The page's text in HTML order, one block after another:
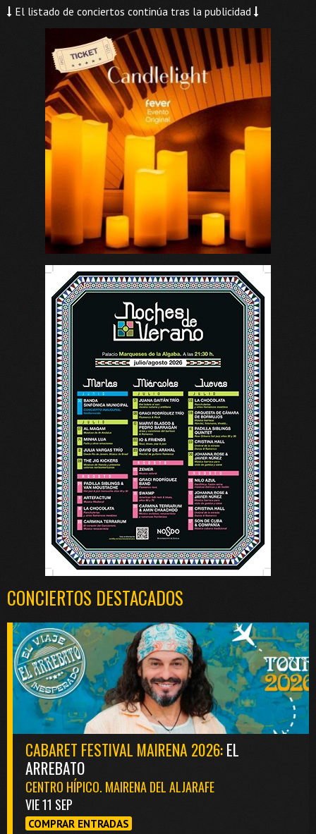
El listado de conciertos continúa tras la publicidad
CONCIERTOS DESTACADOS
CABARET FESTIVAL MAIRENA 2026:EL
ARREBATO
CENTRO HÍPICO. MAIRENA DEL ALJARAFE
VIE 11 SEP
COMPRAR ENTRADAS